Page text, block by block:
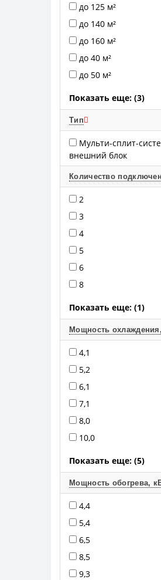
до 125 м²
до 140 м²
до 160 м²
до 40 м²
до 50 м²
Показать еще: (3)
Тип
Мульти-сплит-
внешний блок
Количество
2
3
4
5
6
8
Показать еще: (1)
Мощность
4,1
5,2
6,1
7,1
8,0
10,0
Показать еще: (5)
Мощность обогрева,
4,4
5,4
6,5
8,5
9,3